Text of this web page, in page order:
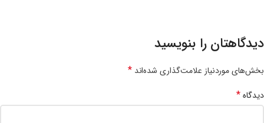
دیدگاهتان را بنویسید
بخش‌های موردنیاز علامت‌گذاری شده‌اند*
دیدگاه*